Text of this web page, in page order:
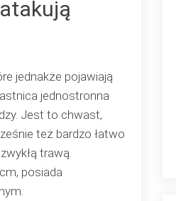
jednakże pojawiają
jednostronna
Jest to chwast,
też bardzo łatwo
trawą.
posiada